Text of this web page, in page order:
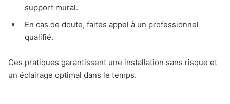
support mural.
En cas de doute, faites appel à un professionnel
qualifié.
Ces pratiques garantissent une installation sans risque et
un éclairage optimal dans le temps.